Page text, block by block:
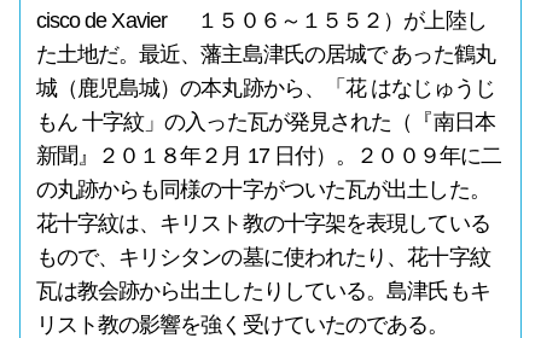
cisco de Xavier １５０６～１５５２）が上陸し
た土地だ。最近、藩主島津氏の居城で あった鶴丸
城（鹿児島城）の本丸跡から、「花 はなじゅうじ
もん 十字紋」の入った瓦が発見された（『南日本
新聞』２０１８年２月 17 日付）。２００９年に二
の丸跡からも同様の十字がついた瓦が出土した。
花十字紋は、キリスト教の十字架を表現している
もので、キリシタンの墓に使われたり、花十字紋
瓦は教会跡から出土したりしている。島津氏もキ
リスト教の影響を強く受けていたのである。